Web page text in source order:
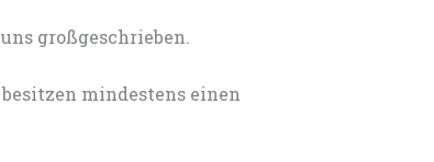
mindestens einen